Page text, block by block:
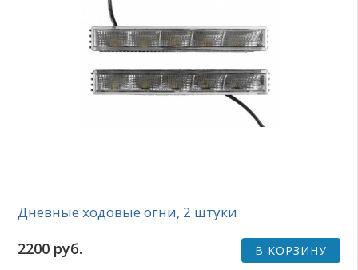
Дневные ходовые огни, 2 штуки
2200 руб. В КОРЗИНУ